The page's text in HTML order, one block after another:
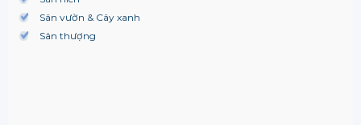
Sân vườn & Cây xanh
Sân thượng